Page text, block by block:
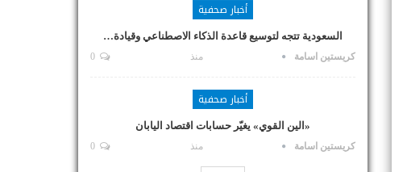
أخبار صحفية
السعودية تتجه لتوسيع قاعدة الذكاء الاصطناعي وقيادة…
كريستين اسامة منذ
أخبار صحفية
«الين القوي» يغيّر حسابات اقتصاد اليابان
كريستين اسامة منذ